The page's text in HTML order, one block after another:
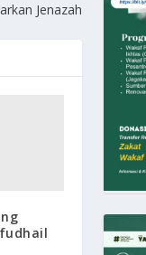
Jenazah